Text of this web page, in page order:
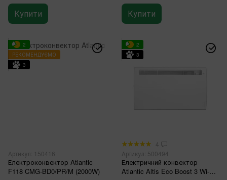
Купити Купити
2
РЕКОМЕНДУЄМО
3
Артикул: 150416
Електроконвектор Atlantic
F118 CMG-BD0/PR/M (2000W)
2
3
4
Артикул: 500494
Електричний конвектор
Atlantic Altis Eco Boost 3 Wi-Fi